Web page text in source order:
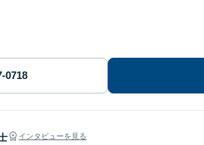
インタビューを見る